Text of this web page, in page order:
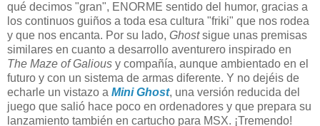
qué decimos "gran", ENORME sentido del humor, gracias a
los continuos guiños a toda esa cultura "friki" que nos rodea
y que nos encanta. Por su lado, Ghostsigue unas premisas
similares en cuanto a desarrollo aventurero inspirado en
The Maze of Galious y compañía, aunque ambientado en el
futuro y con un sistema de armas diferente. Y no dejéis de
echarle un vistazo a Mini Ghost, una versión reducida del
juego que salió hace poco en ordenadores y que prepara su
lanzamiento también en cartucho para MSX. ¡Tremendo!